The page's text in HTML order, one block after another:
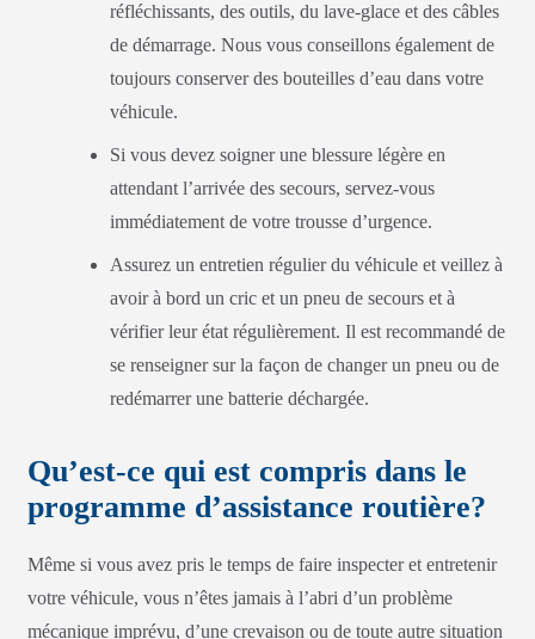
réfléchissants, des outils, du lave-glace et des câbles
de démarrage. Nous vous conseillons également de
toujours conserver des bouteilles d’eau dans votre
véhicule.
Si vous devez soigner une blessure légère en
attendant l’arrivée des secours, servez-vous
immédiatement de votre trousse d’urgence.
Assurez un entretien régulier du véhicule et veillez à
avoir à bord un cric et un pneu de secours et à
vérifier leur état régulièrement. Il est recommandé de
se renseigner sur la façon de changer un pneu ou de
redémarrer une batterie déchargée.
Qu’est-ce qui est compris dans le
programme d’assistance routière?
Même si vous avez pris le temps de faire inspecter et entretenir
votre véhicule, vous n’êtes jamais à l’abri d’un problème
mécanique imprévu, d’une crevaison ou de toute autre situation